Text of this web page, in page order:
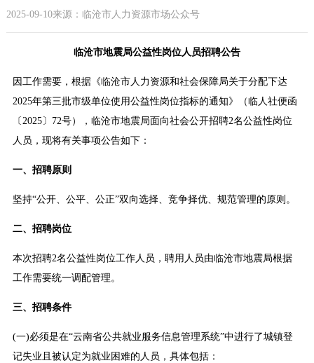
2025-09-10来源：临沧市人力资源市场公众号
临沧市地震局公益性岗位人员招聘公告
因工作需要，根据《临沧市人力资源和社会保障局关于分配下达
2025年第三批市级单位使用公益性岗位指标的通知》（临人社便函
〔2025〕72号），临沧市地震局面向社会公开招聘2名公益性岗位
人员，现将有关事项公告如下：
一、招聘原则
坚持“公开、公平、公正”双向选择、竞争择优、规范管理的原则。
二、招聘岗位
本次招聘2名公益性岗位工作人员，聘用人员由临沧市地震局根据
工作需要统一调配管理。
三、招聘条件
(一)必须是在“云南省公共就业服务信息管理系统”中进行了城镇登
记失业且被认定为就业困难的人员，具体包括：